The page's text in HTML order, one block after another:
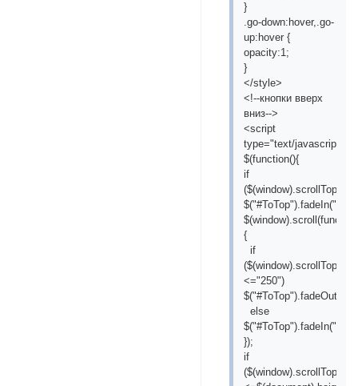
}
.go-down:hover,.go-
up:hover {
opacity:1;
}
</style>
<!--кнопки вверх
вниз-->
<script
type="text/javascript">
$(function(){
if
{
if
($(window).scrollTop()
<="250")
else
});
if
($(window).scrollTop()